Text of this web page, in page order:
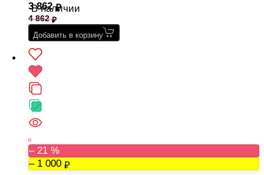
В наличии
3 862
4 862
Добавить в корзину
– 21 %
– 1 000